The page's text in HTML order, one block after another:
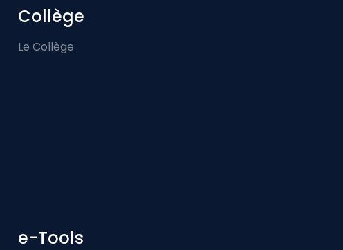
Collège
Le Collège
e-Tools